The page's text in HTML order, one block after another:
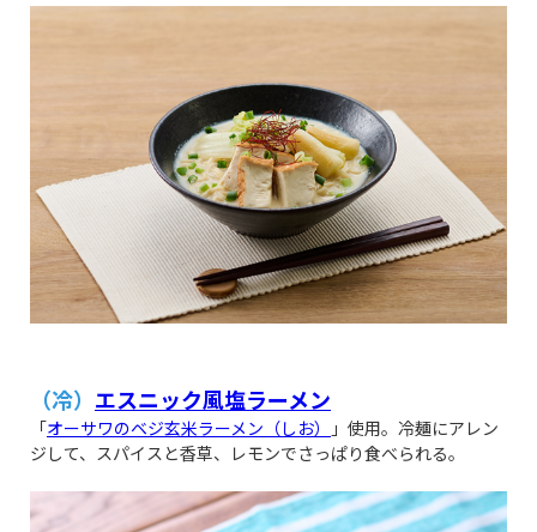
（冷） エスニック風塩ラーメン
「オーサワのベジ玄米ラーメン（しお）
」使用。冷麺にアレン
ジして、スパイスと香草、レモンでさっぱり食べられる。